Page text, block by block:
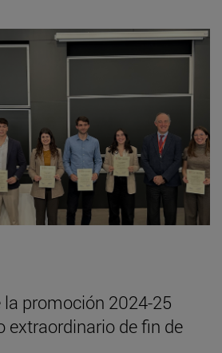
promoción 2024-25
extraordinario de fin de